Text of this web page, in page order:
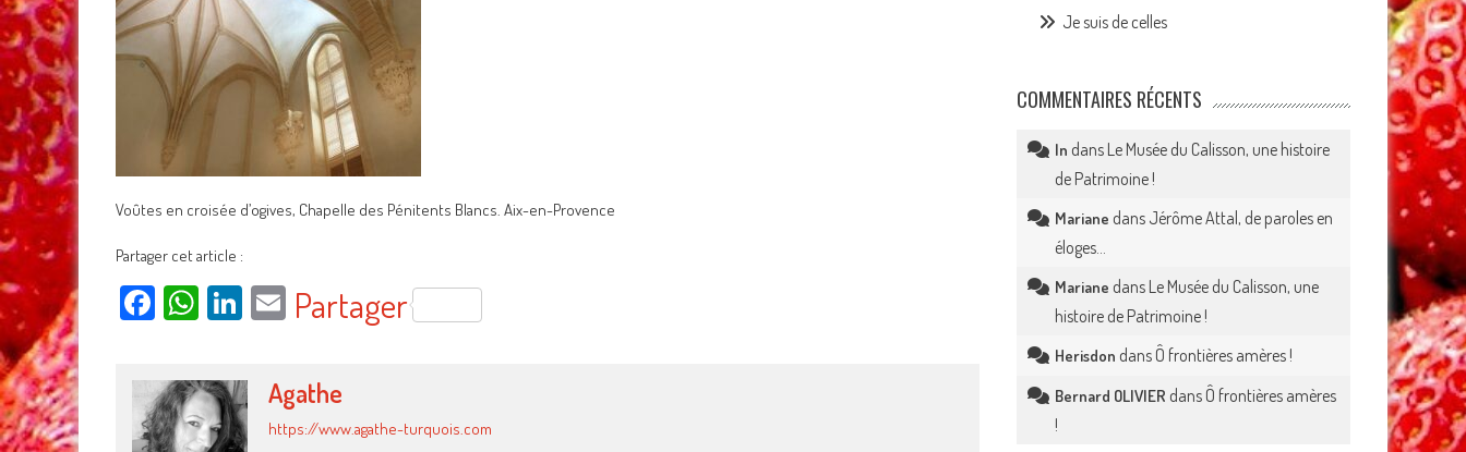
Voûtes en croisée d’ogives, Chapelle des Pénitents Blancs. Aix-en-Provence
Partager cet article :
Facebook
WhatsApp
LinkedIn
Email
Partager
Agathe
https://www.agathe-turquois.com
Je suis de celles
COMMENTAIRES RÉCENTS
In dans Le Musée du Calisson, une histoire
de Patrimoine !
Mariane dans Jérôme Attal, de paroles en
éloges…
Mariane dans Le Musée du Calisson, une
histoire de Patrimoine !
Herisdon dans Ô frontières amères !
Bernard OLIVIER dans Ô frontières amères
!